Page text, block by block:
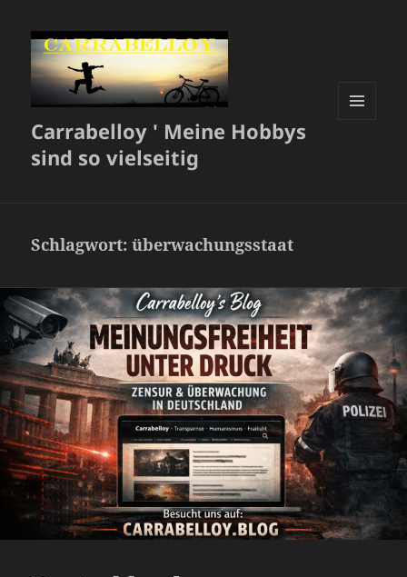
Carrabelloy ' Meine Hobbys
sind so vielseitig
Schlagwort:überwachungsstaat